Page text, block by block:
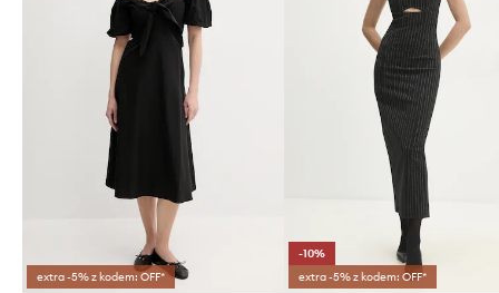
extra -5% z kodem: OFF*
-10%
extra -5% z kodem: OFF*